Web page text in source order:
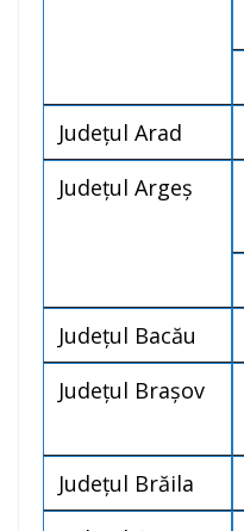
Judeţul Arad
Judeţul Argeş
Judeţul Bacău
Judeţul Braşov
Judeţul Brăila